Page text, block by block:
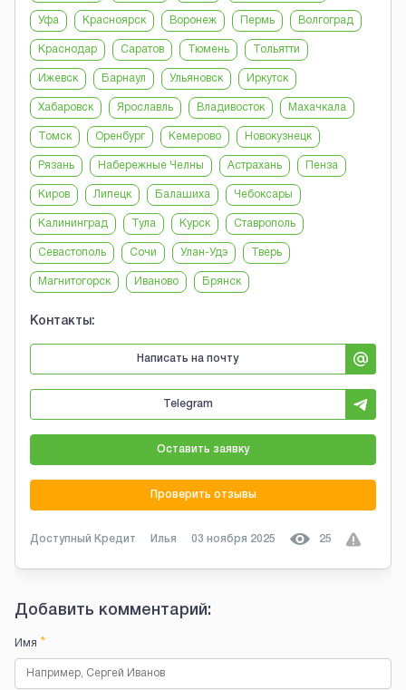
Уфа Красноярск Воронеж Пермь Волгоград
Краснодар Саратов Тюмень Тольятти
Ижевск Барнаул Ульяновск Иркутск
Хабаровск Ярославль Владивосток Махачкала
Томск Оренбург Кемерово Новокузнецк
Рязань Набережные Челны Астрахань Пенза
Киров Липецк Балашиха Чебоксары
Калининград Тула Курск Ставрополь
Севастополь Сочи Улан-Удэ Тверь
Магнитогорск Иваново Брянск
Контакты:
Написать на почту
Telegram
Оставить заявку
Проверить отзывы
Доступный Кредит Илья 03 ноября 2025 25
Добавить комментарий:
Имя *